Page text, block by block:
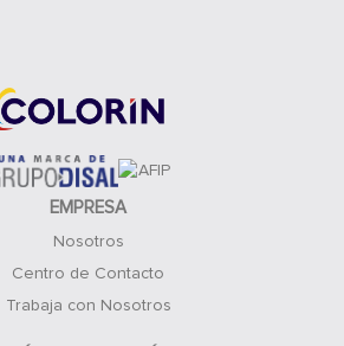
EMPRESA
Nosotros
Centro de Contacto
Trabaja con Nosotros